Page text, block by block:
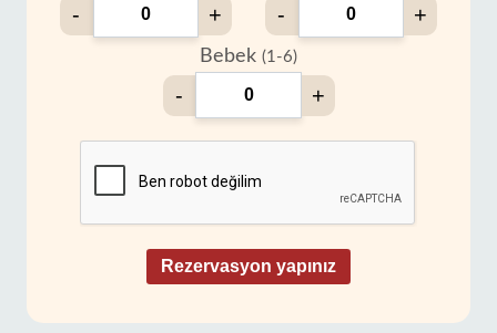
- + - +
Bebek (1-6)
- +
Rezervasyon yapınız